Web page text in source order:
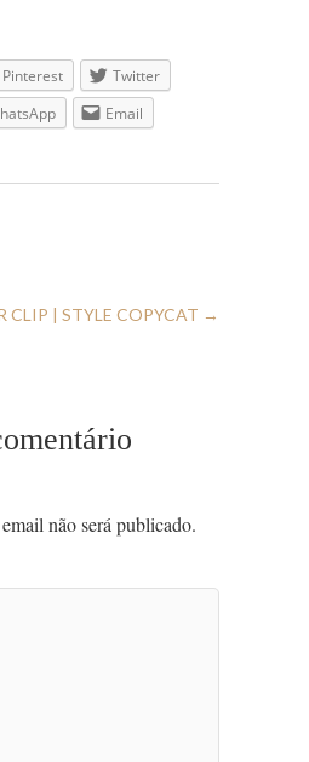
Pinterest
Twitter
Email
CLIP | STYLE COPYCAT →
não será publicado.